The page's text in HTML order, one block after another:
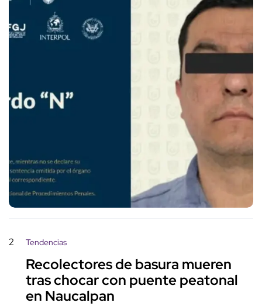
2 Tendencias
Recolectores de basura mueren
tras chocar con puente peatonal
en Naucalpan